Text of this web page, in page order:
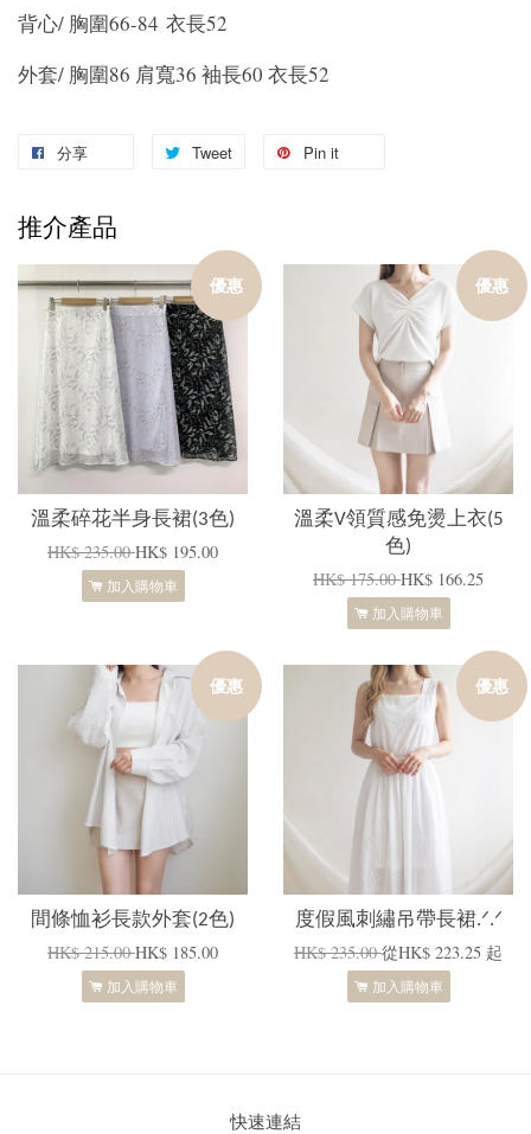
背心/ 胸圍66-84 衣長52
外套/ 胸圍86 肩寬36 袖長60 衣長52
分享 Tweet Pin it
推介產品
優惠
溫柔碎花半身長裙(3色)
HK$ 235.00HK$ 195.00
加入購物車
優惠
溫柔V領質感免燙上衣(5
色)
HK$ 175.00HK$ 166.25
加入購物車
優惠
間條恤衫長款外套(2色)
HK$ 215.00HK$ 185.00
加入購物車
優惠
度假風刺繡吊帶長裙.ᐟ.ᐟ
HK$ 235.00從HK$ 223.25 起
加入購物車
快速連結